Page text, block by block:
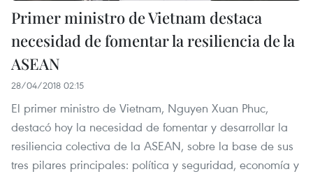
Primer ministro de Vietnam destaca
necesidad de fomentar la resiliencia de la
ASEAN
28/04/2018 02:15
El primer ministro de Vietnam, Nguyen Xuan Phuc,
destacó hoy la necesidad de fomentar y desarrollar la
resiliencia colectiva de la ASEAN, sobre la base de sus
tres pilares principales: política y seguridad, economía y